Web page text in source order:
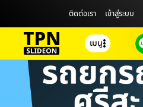
ติดต่อเรา เข้าสู่ระบบ
เมนู